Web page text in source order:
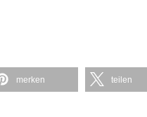
merken teilen